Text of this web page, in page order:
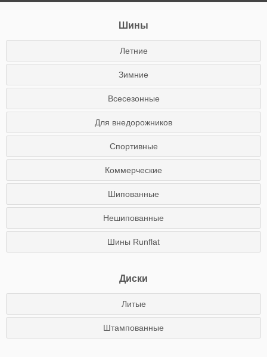
Шины
Летние
Зимние
Всесезонные
Для внедорожников
Спортивные
Коммерческие
Шипованные
Нешипованные
Шины Runflat
Диски
Литые
Штампованные